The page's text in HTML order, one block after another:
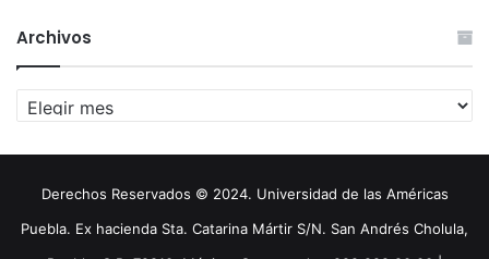
Archivos
Archivos
Derechos Reservados © 2024. Universidad de las Américas
Puebla. Ex hacienda Sta. Catarina Mártir S/N. San Andrés Cholula,